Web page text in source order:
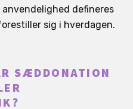
defineres
sig i hverdagen.
SÆDDONATION